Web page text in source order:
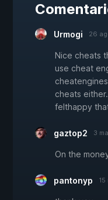
Urmogi 26
Nice cheats
use cheat
cheats
felthappy
gaztop2 3
On the
pantonyp 15